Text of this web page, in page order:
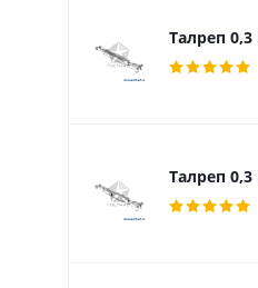
Талреп
Талреп